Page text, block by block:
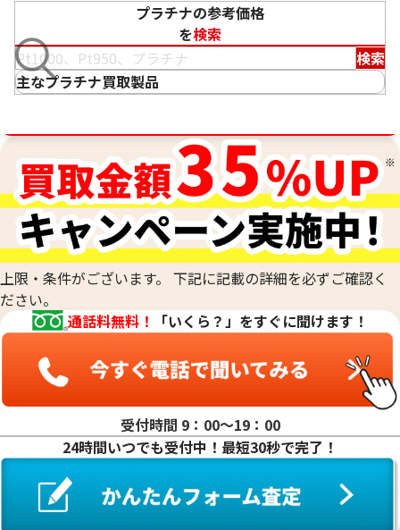
参考買取価格
ASK
プラチナ900 （Pt900） ダイヤ付きピア
参考買取価格
プラチナ900 （
ピアス
参考買取価格
プラチナの参考価格
を検索
検索
主なプラチナ買取製品
上限・条件がございます。 下記に記載の詳細を必ずご確認く
ださい。
通話料無料！
「いくら？」をすぐに聞けます！
受付時間 9：00〜19：00
24時間いつでも受付中！最短30秒で完了！